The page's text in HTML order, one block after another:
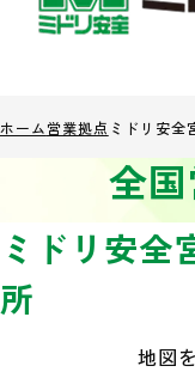
ホーム営業拠点 ミドリ安全
全
ミドリ安全
所
地図